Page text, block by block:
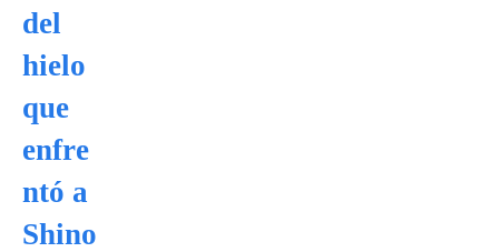
del
hielo
que
enfre
ntó a
Shino